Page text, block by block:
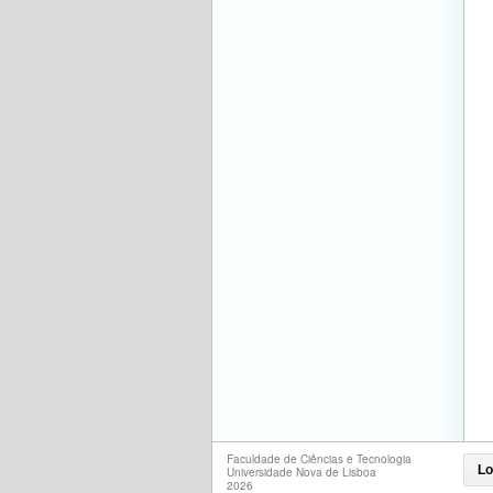
Faculdade de Ciências e Tecnologia
Universidade Nova de Lisboa
2026